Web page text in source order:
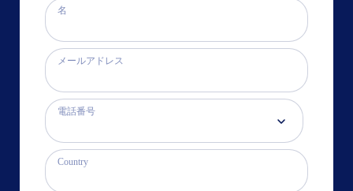
名
メールアドレス
電話番号
Country